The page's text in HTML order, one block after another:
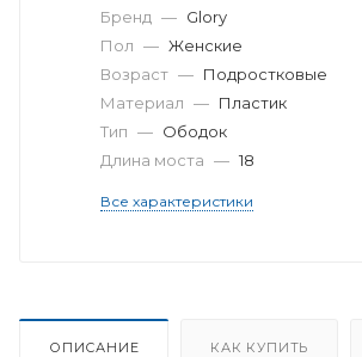
Бренд — Glory
Пол — Женские
Возраст — Подростковые
Материал — Пластик
Тип — Ободок
Длина моста — 18
Все характеристики
ОПИСАНИЕ КАК КУПИТЬ